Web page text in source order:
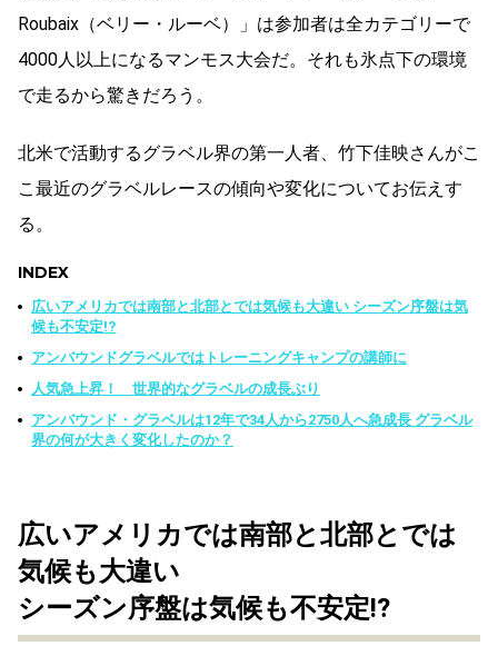
Roubaix（ベリー・ルーベ）」は参加者は全カテゴリーで
4000人以上になるマンモス大会だ。それも氷点下の環境
で走るから驚きだろう。
北米で活動するグラベル界の第一人者、竹下佳映さんがこ
こ最近のグラベルレースの傾向や変化についてお伝えす
る。
INDEX
広いアメリカでは南部と北部とでは気候も大違い シーズン序盤は気
候も不安定!?
アンバウンドグラベルではトレーニングキャンプの講師に
人気急上昇！ 世界的なグラベルの成長ぶり
アンバウンド・グラベルは12年で34人から2750人へ急成長 グラベル
界の何が大きく変化したのか？
広いアメリカでは南部と北部とでは
気候も大違い
シーズン序盤は気候も不安定!?